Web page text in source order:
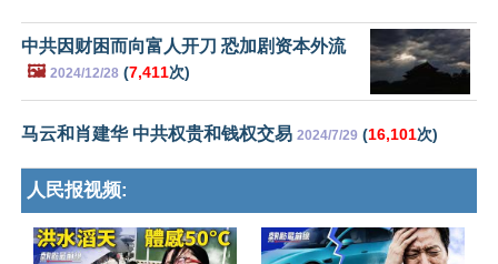
中共因财困而向富人开刀 恐加剧资本外流
🖼️ 2024/12/28 (7,411次)
马云和肖建华 中共权贵和钱权交易 2024/7/29 (16,101次)
人民报视频: